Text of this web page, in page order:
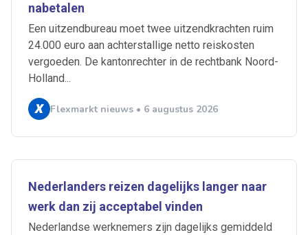
nabetalen
Een uitzendbureau moet twee uitzendkrachten ruim
24.000 euro aan achterstallige netto reiskosten
vergoeden. De kantonrechter in de rechtbank Noord-
Holland...
Flexmarkt nieuws • 6 augustus 2026
Nederlanders reizen dagelijks langer naar
werk dan zij acceptabel vinden
Nederlandse werknemers zijn dagelijks gemiddeld